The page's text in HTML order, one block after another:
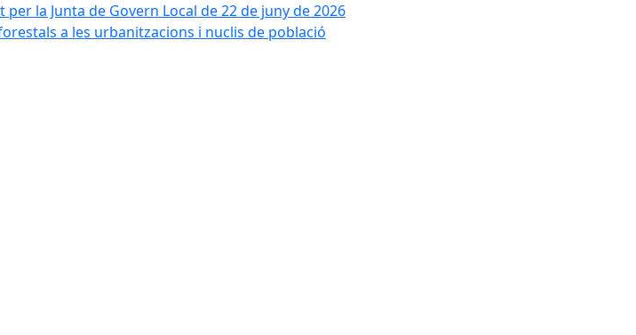
la Junta de Govern Local de 22 de juny de 2026
a les urbanitzacions i nuclis de població